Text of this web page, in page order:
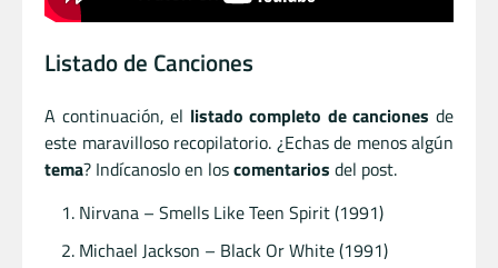
Listado de Canciones
A continuación, el listado completo de canciones de
este maravilloso recopilatorio. ¿Echas de menos algún
tema? Indícanoslo en loscomentarios del post.
Nirvana – Smells Like Teen Spirit (1991)
Michael Jackson – Black Or White (1991)